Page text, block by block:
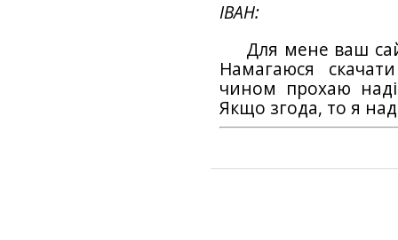
ІВАН
Для мене ваш
Намагаюся
чином прохаю
Якщо згода, то я